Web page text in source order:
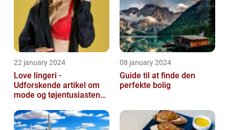
22 january 2024
Love lingeri -
Udforskende artikel om
mode og tøjentusiastens
08 january 2024
Guide til at finde den
perfekte bolig